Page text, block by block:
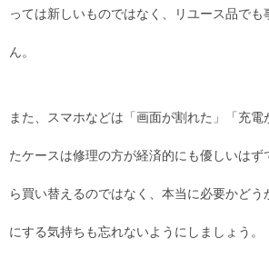
っては新しいものではなく、リユース品で
ん。
また、スマホなどは「画面が割れた」「充電
たケースは修理の方が経済的にも優しいは
ら買い替えるのではなく、本当に必要かど
にする気持ちも忘れないようにしましょう。